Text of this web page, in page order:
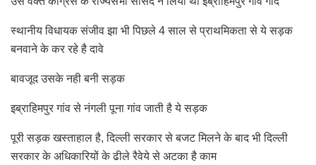
स्थानीय विधायक संजीव झा भी पिछले 4 साल से प्राथमिकता से ये सड़क
बनवाने के कर रहे है दावे
बावजूद उसके नही बनी सड़क
इब्राहिमपुर गांव से नंगली पूना गांव जाती है ये सड़क
पूरी सड़क खस्ताहाल है, दिल्ली सरकार से बजट मिलने के बाद भी दिल्ली
सरकार के अधिकारियों के ढीले रैवेये से अटका है काम